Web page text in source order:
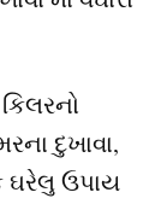
દુખાવા,
ઘરેલુ ઉપાય